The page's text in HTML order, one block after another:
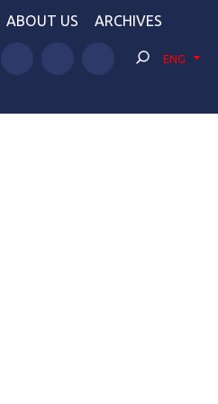
ABOUT US ARCHIVES
ENG